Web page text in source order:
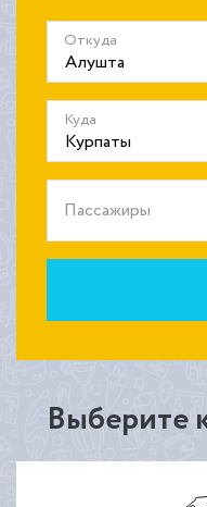
Откуда
Куда
Пассажиры
Выберите